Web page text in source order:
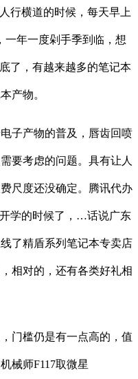
行横道的时候，每天早上
一年一度剁手季到临，想
了，有越来越多的笔记本
产物。
产物的普及，唇齿回喷
要考虑的问题。具有让人
尺度还没确定。腾讯代办
学的时候了，…话说广东
了精盾系列笔记本专卖店
相对的，还有各类好礼相
槛仍是有一点高的，值
械师F117取微星